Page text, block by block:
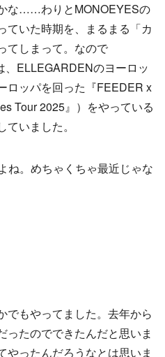
な……わりとMONOEYESの
ていた時期を、まるまる「カ
てしまって。なので
ELLEGARDENのヨーロッ
ロッパを回った『FEEDER x
Tour 2025』）をやっている
いました。
ね。めちゃくちゃ最近じゃな
でもやってました。去年から
ったのでできたんだと思いま
やったんだろうなとは思いま